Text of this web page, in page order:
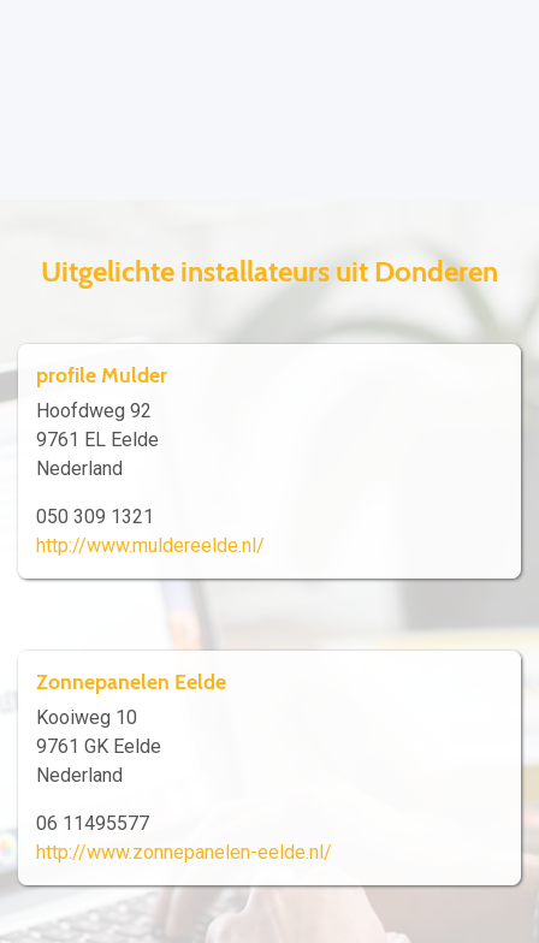
Uitgelichte installateurs uit Donderen
profile Mulder
Hoofdweg 92
9761 EL Eelde
Nederland
050 309 1321
http://www.muldereelde.nl/
Zonnepanelen Eelde
Kooiweg 10
9761 GK Eelde
Nederland
06 11495577
http://www.zonnepanelen-eelde.nl/